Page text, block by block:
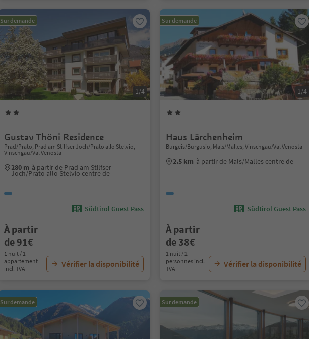
Sur demande
1/4
Gustav Thöni Residence
Prad/Prato, Prad am Stilfser Joch/Prato allo Stelvio,
Vinschgau/Val Venosta
280 m à partir de Prad am Stilfser
Joch/Prato allo Stelvio centre de
Südtirol Guest Pass
À partir
de 91€
1 nuit / 1
appartement
incl. TVA
Vérifier la disponibilité
Sur demande
1/4
Haus Lärchenheim
Burgeis/Burgusio, Mals/Malles, Vinschgau/Val Venosta
2.5 km à partir de Mals/Malles centre de
Südtirol Guest Pass
À partir
de 38€
1 nuit / 2
personnes incl.
TVA
Vérifier la disponibilité
Sur demande Sur demande